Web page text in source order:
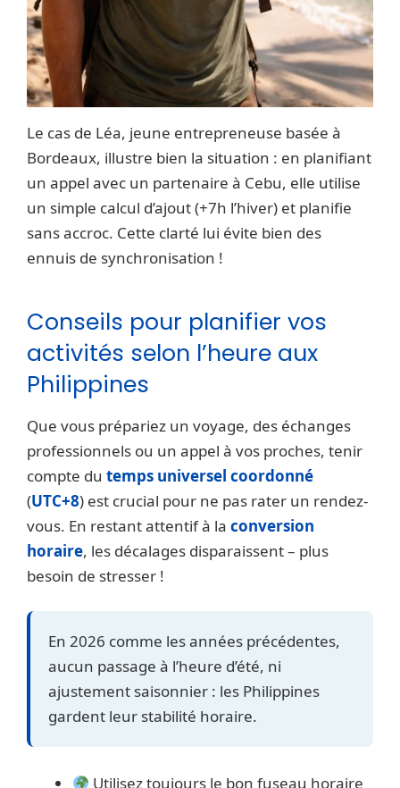
Le cas de Léa, jeune entrepreneuse basée à
Bordeaux, illustre bien la situation : en planifiant
un appel avec un partenaire à Cebu, elle utilise
un simple calcul d’ajout (+7h l’hiver) et planifie
sans accroc. Cette clarté lui évite bien des
ennuis de synchronisation !
Conseils pour planifier vos
activités selon l’heure aux
Philippines
Que vous prépariez un voyage, des échanges
professionnels ou un appel à vos proches, tenir
compte du temps universel coordonné
(UTC+8) est crucial pour ne pas rater un rendez-
vous. En restant attentif à la conversion
horaire, les décalages disparaissent – plus
besoin de stresser !
En 2026 comme les années précédentes,
aucun passage à l’heure d’été, ni
ajustement saisonnier : les Philippines
gardent leur stabilité horaire.
Utilisez toujours le bon fuseau horaire